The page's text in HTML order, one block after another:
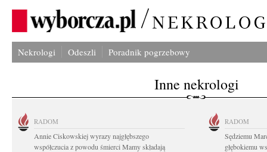
Nekrologi Odeszli Poradnik pogrzebowy
Inne nekrologi
RADOM
Annie Ciskowskiej wyrazy najgłębszego
współczucia z powodu śmierci Mamy składają
RADOM
Sędziemu
głębokiemu